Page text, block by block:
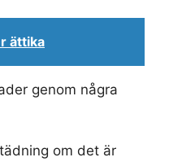
ättika
genom några
om det är